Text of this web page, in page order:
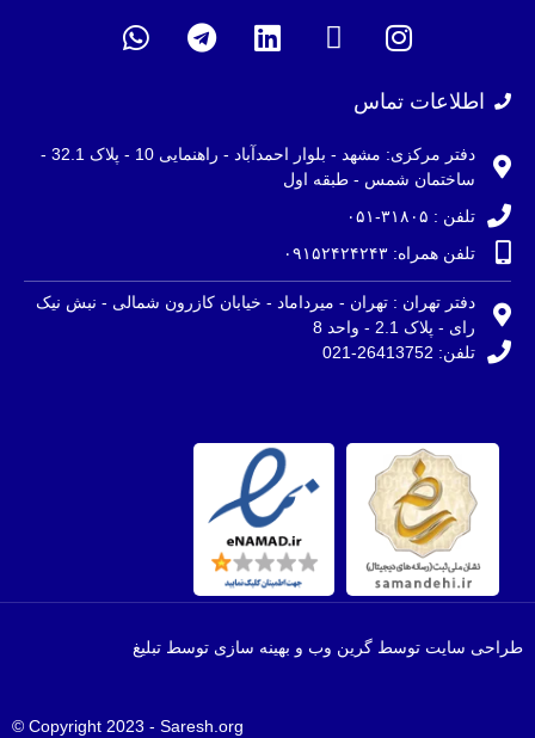
اطلاعات تماس
دفتر مرکزی: مشهد - بلوار احمدآباد - راهنمایی 10 - پلاک 32.1 -
ساختمان شمس - طبقه اول
تلفن : ۳۱۸۰۵-۰۵۱
تلفن همراه: ۰۹۱۵۲۴۲۴۲۴۳
دفتر تهران : تهران - میرداماد - خیابان کازرون شمالی - نبش نیک
رای - پلاک 2.1 - واحد 8
تلفن: 26413752-021
طراحی سایت توسط گرین وب و بهینه سازی توسط تبلیغ
Copyright 2023 - Saresh.org ©